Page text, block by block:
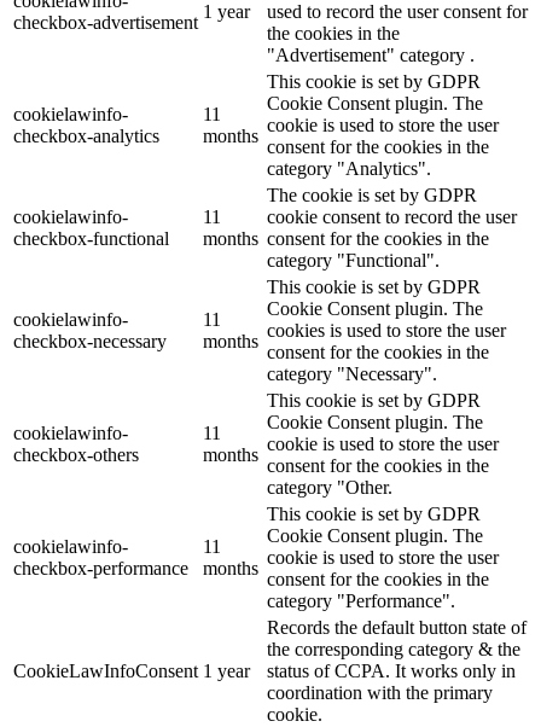
checkbox-advertisement
1 year
used to record the user consent for
the cookies in the
"Advertisement" category .
cookielawinfo-
checkbox-analytics
11
months
This cookie is set by GDPR
Cookie Consent plugin. The
cookie is used to store the user
consent for the cookies in the
category "Analytics".
cookielawinfo-
checkbox-functional
11
months
The cookie is set by GDPR
cookie consent to record the user
consent for the cookies in the
category "Functional".
cookielawinfo-
checkbox-necessary
11
months
This cookie is set by GDPR
Cookie Consent plugin. The
cookies is used to store the user
consent for the cookies in the
category "Necessary".
cookielawinfo-
checkbox-others
11
months
This cookie is set by GDPR
Cookie Consent plugin. The
cookie is used to store the user
consent for the cookies in the
category "Other.
cookielawinfo-
checkbox-performance
11
months
This cookie is set by GDPR
Cookie Consent plugin. The
cookie is used to store the user
consent for the cookies in the
category "Performance".
CookieLawInfoConsent 1 year
Records the default button state of
the corresponding category & the
status of CCPA. It works only in
coordination with the primary
cookie.